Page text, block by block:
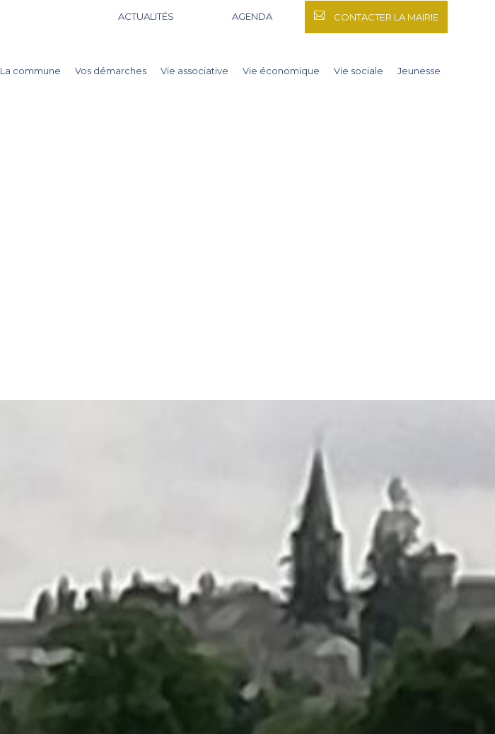
ACTUALITÉS AGENDA CONTACTER LA MAIRIE
La commune Vos démarches Vie associative Vie économique Vie sociale Jeunesse